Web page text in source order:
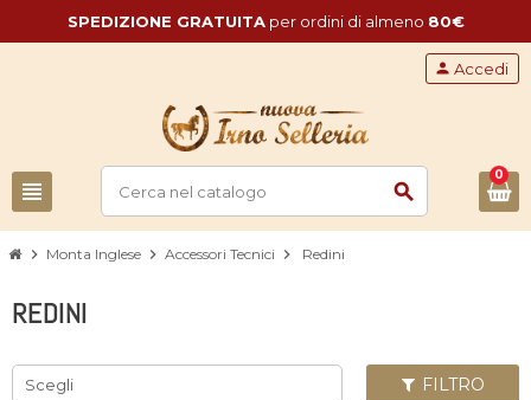
SPEDIZIONE GRATUITAper ordini di almeno 80€
view_headline search
person Accedi
0
chevron_right Monta Inglese chevron_right Accessori Tecnici chevron_right Redini
REDINI
Scegli FILTRO